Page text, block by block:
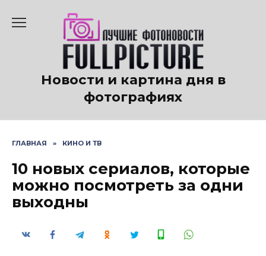
содержанию
Новости и картина дня в
фотографиях
ГЛАВНАЯ » КИНО И ТВ
10 новых сериалов, которые
можно посмотреть за одни
выходны